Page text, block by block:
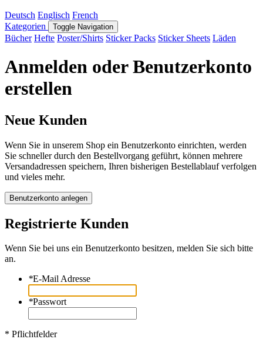
Deutsch Englisch French
Kategorien
Toggle Navigation
Bücher Hefte Poster/Shirts Sticker Packs Sticker Sheets Läden
Anmelden oder Benutzerkonto
erstellen
Neue Kunden
Wenn Sie in unserem Shop ein Benutzerkonto einrichten, werden
Sie schneller durch den Bestellvorgang geführt, können mehrere
Versandadressen speichern, Ihren bisherigen Bestellablauf verfolgen
und vieles mehr.
Benutzerkonto anlegen
Registrierte Kunden
Wenn Sie bei uns ein Benutzerkonto besitzen, melden Sie sich bitte
an.
*E-Mail Adresse
*Passwort
* Pflichtfelder